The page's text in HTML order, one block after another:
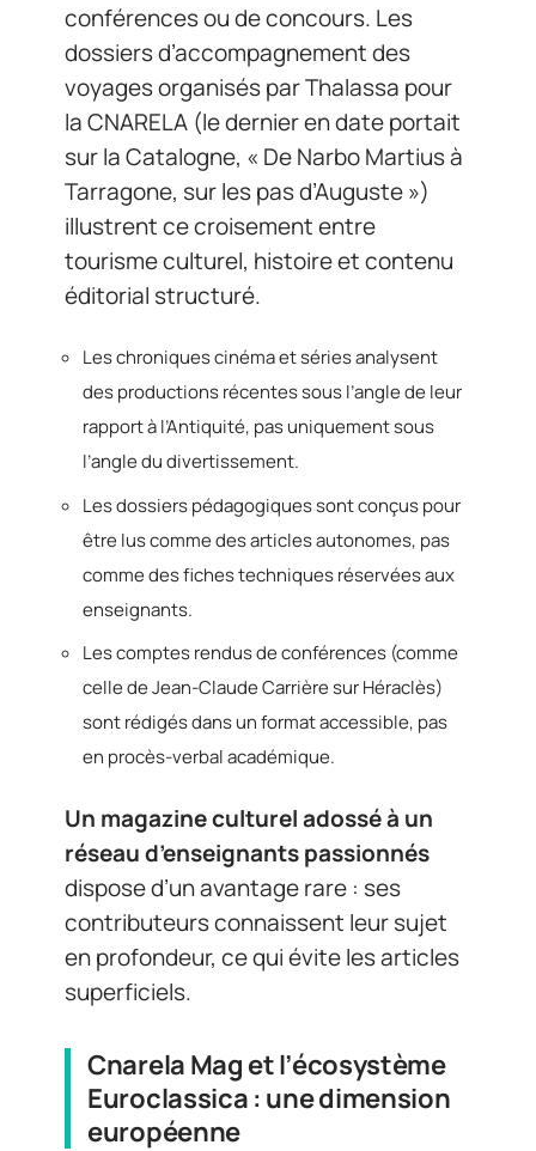
conférences ou de concours. Les
dossiers d’accompagnement des
voyages organisés par Thalassa pour
la CNARELA (le dernier en date portait
sur la Catalogne, « De Narbo Martius à
Tarragone, sur les pas d’Auguste »)
illustrent ce croisement entre
tourisme culturel, histoire et contenu
éditorial structuré.
Les chroniques cinéma et séries analysent
des productions récentes sous l’angle de leur
rapport à l’Antiquité, pas uniquement sous
l’angle du divertissement.
Les dossiers pédagogiques sont conçus pour
être lus comme des articles autonomes, pas
comme des fiches techniques réservées aux
enseignants.
Les comptes rendus de conférences (comme
celle de Jean-Claude Carrière sur Héraclès)
sont rédigés dans un format accessible, pas
en procès-verbal académique.
Un magazine culturel adossé à un
réseau d’enseignants passionnés
dispose d’un avantage rare : ses
contributeurs connaissent leur sujet
en profondeur, ce qui évite les articles
superficiels.
Cnarela Mag et l’écosystème
Euroclassica : une dimension
européenne